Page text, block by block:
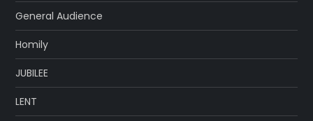
General Audience
Homily
JUBILEE
LENT